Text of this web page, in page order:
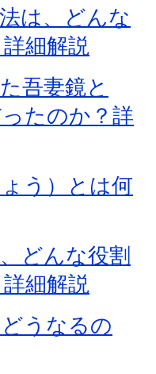
は、どんな
細解説
吾妻鏡と
たのか？詳
う）とは何
どんな役割
細解説
うなるの